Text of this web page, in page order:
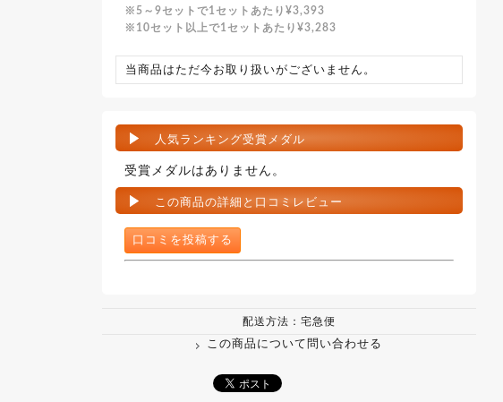
5～9セットで1セットあたり ¥3,393
10セット以上で1セットあたり ¥3,283
当商品はただ今お取り扱いがございません。
人気ランキング受賞メダル
受賞メダルはありません。
この商品の詳細と口コミレビュー
口コミを投稿する
配送方法：宅急便
この商品について問い合わせる